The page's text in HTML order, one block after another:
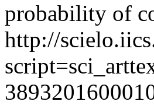
probability of
http://